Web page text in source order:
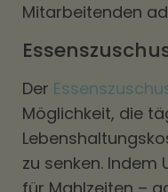
Mitarbeitenden
Der
Möglichkeit, die
zu senken. Indem